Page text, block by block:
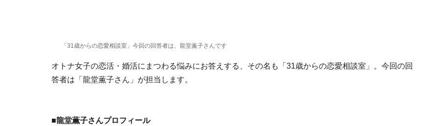
「31歳からの恋愛相談室」今回の回答者は、龍堂薫子さんです
オトナ女子の恋活・婚活にまつわる悩みにお答えする、その名も「31歳からの恋愛相談室」。今回の回
答者は「龍堂薫子さん」が担当します。
■龍堂薫子さんプロフィール